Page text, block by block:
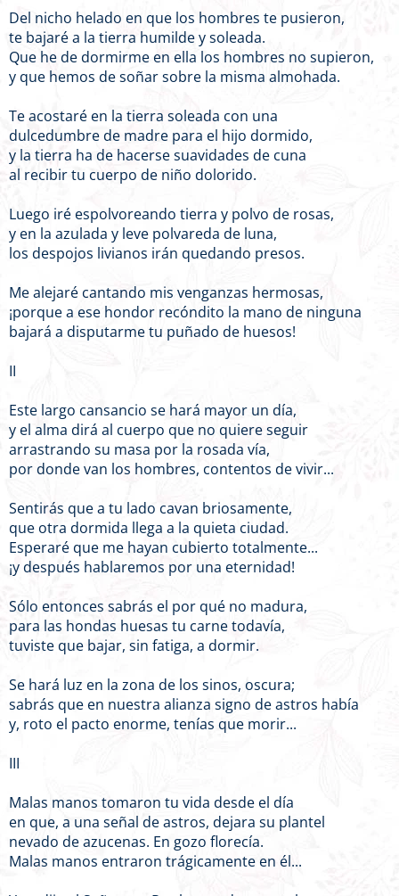
Del nicho helado en que los hombres te pusieron,
te bajaré a la tierra humilde y soleada.
Que he de dormirme en ella los hombres no supieron,
y que hemos de soñar sobre la misma almohada.
Te acostaré en la tierra soleada con una
dulcedumbre de madre para el hijo dormido,
y la tierra ha de hacerse suavidades de cuna
al recibir tu cuerpo de niño dolorido.
Luego iré espolvoreando tierra y polvo de rosas,
y en la azulada y leve polvareda de luna,
los despojos livianos irán quedando presos.
Me alejaré cantando mis venganzas hermosas,
¡porque a ese hondor recóndito la mano de ninguna
bajará a disputarme tu puñado de huesos!
II
Este largo cansancio se hará mayor un día,
y el alma dirá al cuerpo que no quiere seguir
arrastrando su masa por la rosada vía,
por donde van los hombres, contentos de vivir...
Sentirás que a tu lado cavan briosamente,
que otra dormida llega a la quieta ciudad.
Esperaré que me hayan cubierto totalmente...
¡y después hablaremos por una eternidad!
Sólo entonces sabrás el por qué no madura,
para las hondas huesas tu carne todavía,
tuviste que bajar, sin fatiga, a dormir.
Se hará luz en la zona de los sinos, oscura;
sabrás que en nuestra alianza signo de astros había
y, roto el pacto enorme, tenías que morir...
III
Malas manos tomaron tu vida desde el día
en que, a una señal de astros, dejara su plantel
nevado de azucenas. En gozo florecía.
Malas manos entraron trágicamente en él...